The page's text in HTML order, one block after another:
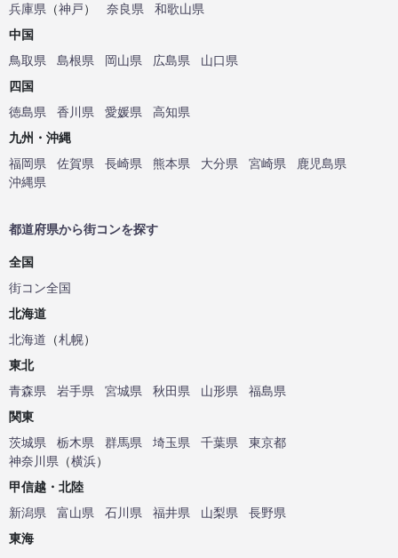
兵庫県 （神戸） 奈良県
和歌山県
中国
鳥取県
島根県 岡山県 広島県
山口県
四国
徳島県
香川県 愛媛県
高知県
九州・沖縄
福岡県
佐賀県 長崎県 熊本県 大分県 宮崎県
鹿児島県
沖縄県
都道府県から街コンを探す
全国
街コン全国
北海道
北海道 （札幌）
東北
青森県
岩手県 宮城県 秋田県 山形県
福島県
関東
茨城県
栃木県 群馬県 埼玉県 千葉県
東京都
神奈川県 （横浜）
甲信越・北陸
新潟県
富山県 石川県 福井県 山梨県
長野県
東海